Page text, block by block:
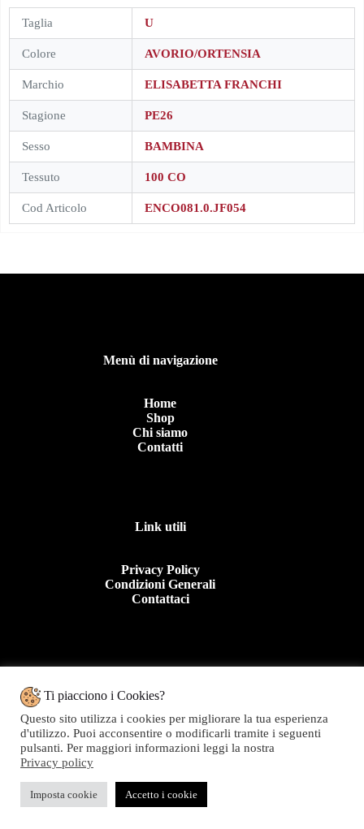
Taglia U
Colore AVORIO/ORTENSIA
Marchio ELISABETTA FRANCHI
Stagione PE26
Sesso BAMBINA
Tessuto 100 CO
Cod Articolo ENCO081.0.JF054
Menù di navigazione
Home
Shop
Chi siamo
Contatti
Link utili
Privacy Policy
Condizioni Generali
Contattaci
Tel: +39 0963 44950
E.mail:info@topolinomoda.it
Via Forgiari, 11 – 89900 Vibo Valentia (VV)
Topolino Moda - P.IVA 01282020799
Copyright © 2026 Topolino Moda - Web powered by
Ti piacciono i Cookies?
Questo sito utilizza i cookies per migliorare la tua esperienza
d'utilizzo. Puoi acconsentire o modificarli tramite i seguenti
pulsanti. Per maggiori informazioni leggi la nostra
Privacy policy
Imposta cookie Accetto i cookie